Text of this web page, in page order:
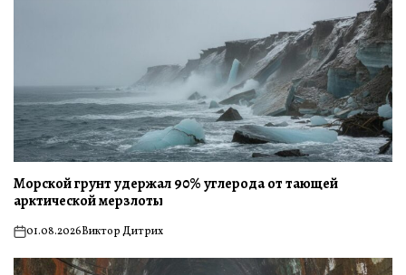
Морской грунт удержал 90% углерода от тающей
арктической мерзлоты
on01.08.2026Виктор Дитрих